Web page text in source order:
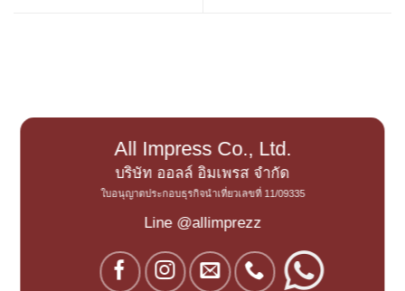
All Impress Co., Ltd.
บริษัท ออลล์ อิมเพรส จำกัด
ใบอนุญาตประกอบธุรกิจนำเที่ยวเลขที่ 11/09335
Line @allimprezz